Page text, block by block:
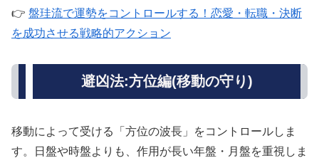
👉 盤珪流で運勢をコントロールする！恋愛・転職・決断
を成功させる戦略的アクション
避凶法:方位編(移動の守り)
移動によって受ける「方位の波長」をコントロールしま
す。日盤や時盤よりも、作用が長い年盤・月盤を重視しま